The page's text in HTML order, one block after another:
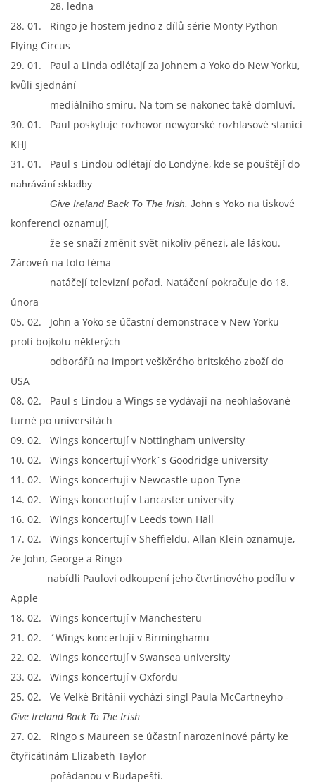
28. ledna
28. 01. Ringo je hostem jedno z dílů série Monty Python
Flying Circus
29. 01. Paul a Linda odlétají za Johnem a Yoko do New Yorku,
kvůli sjednání
mediálního smíru. Na tom se nakonec také domluví.
30. 01. Paul poskytuje rozhovor newyorské rozhlasové stanici
KHJ
31. 01. Paul s Lindou odlétají do Londýne, kde se pouštějí do
nahrávání skladby
Give Ireland Back To The Irish. John s Yoko na tiskové
konferenci oznamují,
že se snaží změnit svět nikoliv pěnezi, ale láskou.
Zároveň na toto téma
natáčejí televizní pořad. Natáčení pokračuje do 18.
února
05. 02. John a Yoko se účastní demonstrace v New Yorku
proti bojkotu některých
odborářů na import veškěrého britského zboží do
USA
08. 02. Paul s Lindou a Wings se vydávají na neohlašované
turné po universitách
09. 02. Wings koncertují v Nottingham university
10. 02. Wings koncertují vYork´s Goodridge university
11. 02. Wings koncertují v Newcastle upon Tyne
14. 02. Wings koncertují v Lancaster university
16. 02. Wings koncertují v Leeds town Hall
17. 02. Wings koncertují v Sheffieldu. Allan Klein oznamuje,
že John, George a Ringo
nabídli Paulovi odkoupení jeho čtvrtinového podílu v
Apple
18. 02. Wings koncertují v Manchesteru
21. 02. ´Wings koncertují v Birminghamu
22. 02. Wings koncertují v Swansea university
23. 02. Wings koncertují v Oxfordu
25. 02. Ve Velké Británii vychází singl Paula McCartneyho -
Give Ireland Back To The Irish
27. 02. Ringo s Maureen se účastní narozeninové párty ke
čtyřicátinám Elizabeth Taylor
pořádanou v Budapešti.